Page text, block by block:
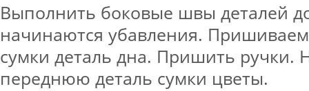
Выполнить боковые швы деталей
начинаются убавления.
сумки деталь дна. Пришить ручки.
переднюю деталь сумки цветы.